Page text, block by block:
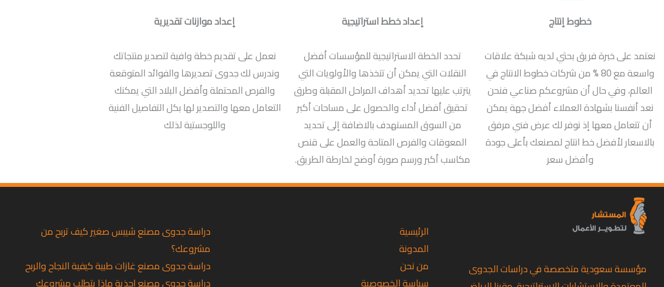
خطوط إنتاج
نعتمد على خبرة فريق بحثي لديه شبكة علاقات
واسعة مع 80 % من شركات خطوط الانتاج في
العالم، وفي حال أن مشروعكم صناعي فنحن
نعد أنفسنا بشهادة العملاء أفضل جهة يمكن
أن تتعامل معها إذ نوفر لك عرض فني مرفق
بالاسعار لأفضل خط انتاج لمصنعك بأعلى جودة
وأفضل سعر
إعداد خطط استراتيجية
تحدد الخطة الاستراتيجية للمؤسسات أفضل
النقلات التي يمكن أن تتخذها والأولويات التي
يترتب عليها تحديد أهداف المراحل المقبلة وطرق
تحقيق أفضل أداء والحصول على مساحات أكبر
من السوق المستهدف بالاضافة إلى تحديد
المعوقات والفرص المتاحة والعمل على قنص
مكاسب أكبر ورسم صورة أوضح لخارطة الطريق.
إعداد موازنات تقديرية
نعمل على تقديم خطة وافية لتصدير منتجاتك
وندرس لك جدوى تصديرها والفوائد المتوقعة
والفرص المحتملة وأفضل البلاد التي يمكنك
التعامل معها والتصدير لها بكل التفاصيل الفنية
واللوجستية لذلك
مؤسسة سعودية متخصصة في دراسات الجدوى
الرئيسية
المدونة
من نحن
سياسة الخصوصية
دراسة جدوى مصنع شيبس صغير كيف تربح من
مشروعك؟
دراسة جدوى مصنع غازات طبية كيفية النجاح والربح
دراسة جدوى مصنع احذية ماذا يتطلب مشروعك